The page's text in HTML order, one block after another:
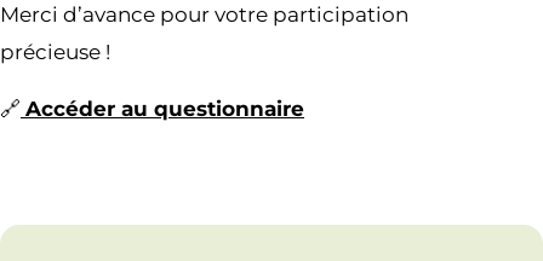
Merci d’avance pour votre participation
précieuse !
🔗 Accéder au questionnaire